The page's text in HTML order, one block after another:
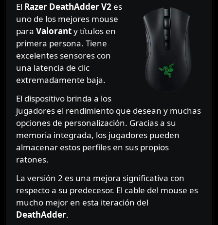
El Razer DeathAdder V2es
uno de los mejores mouse
para Valoranty títulos en
primera persona. Tiene
excelentes sensores con
una latencia de clic
extremadamente baja.
El dispositivo brinda a los
jugadores el rendimiento que desean y muchas
opciones de personalización. Gracias a su
memoria integrada, los jugadores pueden
almacenar estos perfiles en sus propios
ratones.
La versión 2 es una mejora significativa con
respecto a su predecesor. El cable del mouse es
mucho mejor en esta iteración del
DeathAdder.